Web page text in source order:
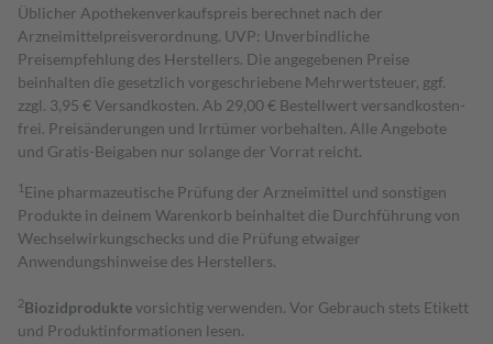
Üblicher Apothekenverkaufspreis berechnet nach der
Arzneimittelpreisverordnung. UVP: Unverbindliche
Preisempfehlung des Herstellers. Die angegebenen Preise
beinhalten die gesetzlich vorgeschriebene Mehrwertsteuer, ggf.
zzgl. 3,95 € Versandkosten. Ab 29,00 € Bestell­wert versand­kosten­
frei. Preisänderungen und Irrtümer vorbehalten. Alle Angebote
und Gratis-Beigaben nur solange der Vorrat reicht.
1 Eine pharmazeutische Prüfung der Arzneimittel und sonstigen
Produkte in deinem Warenkorb beinhaltet die Durchführung von
Wechselwirkungschecks und die Prüfung etwaiger
Anwendungshinweise des Herstellers.
2Biozidproduktevorsichtig verwenden. Vor Gebrauch stets Etikett
und Produktinformationen lesen.